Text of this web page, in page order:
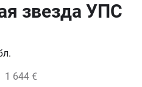
звезда УПС
1 644 €